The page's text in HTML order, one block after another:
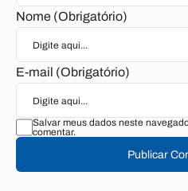
Nome (Obrigatório)
E-mail (Obrigatório)
Salvar meus dados neste
comentar.
Publicar